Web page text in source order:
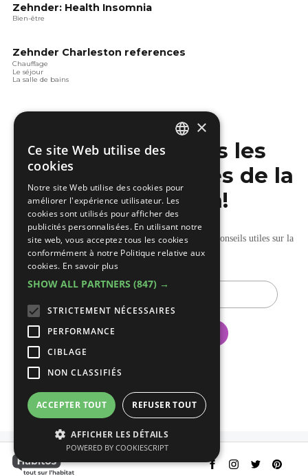
Zehnder: Health Insomnia
Bien-être
Zehnder Charleston references
Chauffage
Le séjour
La salle de bains
Ne manquez pas les
dernières nouvelles de la
construction!
Recevez nos mises à jour hebdomadaires pleines de conseils utiles sur la
construction et la rénovation.
E-
×
Ce site Web utilise des
cookies
Notre site Web utilise des cookies pour
améliorer l'expérience utilisateur. Les
cookies sont utilisés pour afficher des
publicités personnalisées. En utilisant notre
site web, vous acceptez tous les cookies
conformément à notre Politique relative aux
cookies. En savoir plus
SHOW ALL PARTNERS (847) →
STRICTEMENT NÉCESSAIRES
PERFORMANCE
CIBLAGE
NON CLASSIFIÉS
ACCEPTER TOUT REFUSER TOUT
AFFICHER LES DÉTAILS
POWERED BY COOKIESCRIPT